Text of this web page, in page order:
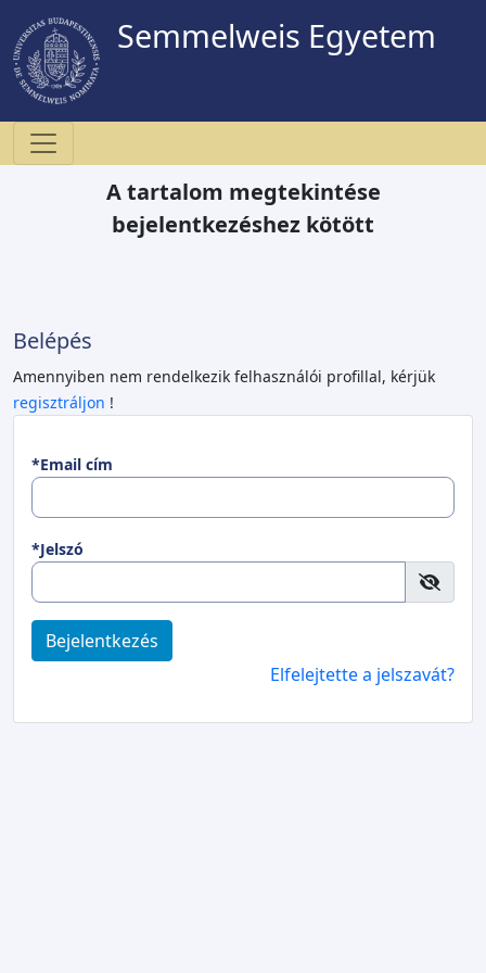
Semmelweis Egyetem
A tartalom megtekintése
bejelentkezéshez kötött
Belépés
Amennyiben nem rendelkezik felhasználói profillal, kérjük
regisztráljon !
*Email cím
*Jelszó
Bejelentkezés
Elfelejtette a jelszavát?